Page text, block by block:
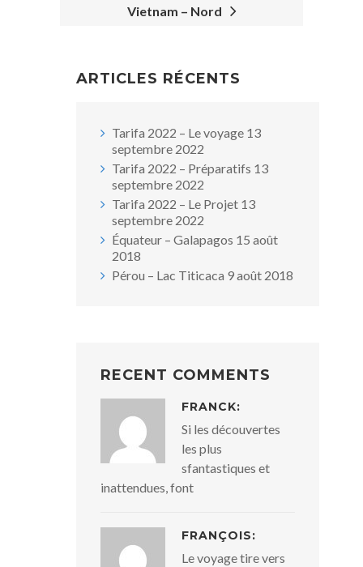
Vietnam – Nord
ARTICLES RÉCENTS
Tarifa 2022 – Le voyage 13
septembre 2022
Tarifa 2022 – Préparatifs 13
septembre 2022
Tarifa 2022 – Le Projet 13
septembre 2022
Équateur – Galapagos 15 août
2018
Pérou – Lac Titicaca 9 août 2018
RECENT COMMENTS
FRANCK:
Si les découvertes
les plus
sfantastiques et
inattendues, font
FRANÇOIS:
Le voyage tire vers